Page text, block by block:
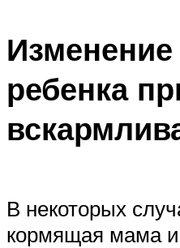
ребенка
В некоторых
кормящая мама